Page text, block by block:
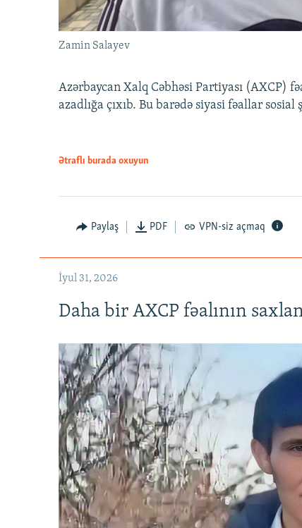
Zamin Salayev
Azərbaycan Xalq Cəbhəsi Partiyası (AXCP)
azadlığa çıxıb. Bu barədə siyasi fəallar sosial
Ətraflı burada oxuyun
Paylaş PDF VPN-siz açmaq
İyul 31, 2026
Daha bir AXCP fəalının